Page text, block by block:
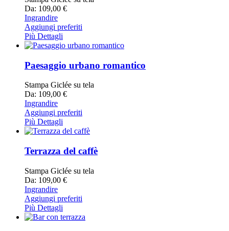
Da: 109,00 €
Ingrandire
Aggiungi preferiti
Più Dettagli
Paesaggio urbano romantico
Stampa Giclée su tela
Da: 109,00 €
Ingrandire
Aggiungi preferiti
Più Dettagli
Terrazza del caffè
Stampa Giclée su tela
Da: 109,00 €
Ingrandire
Aggiungi preferiti
Più Dettagli